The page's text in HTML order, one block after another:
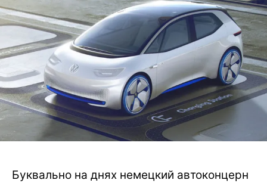
Буквально на днях немецкий автоконцерн